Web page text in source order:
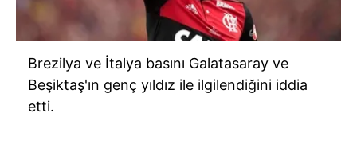
Brezilya ve İtalya basını Galatasaray ve
Beşiktaş'ın genç yıldız ile ilgilendiğini iddia
etti.